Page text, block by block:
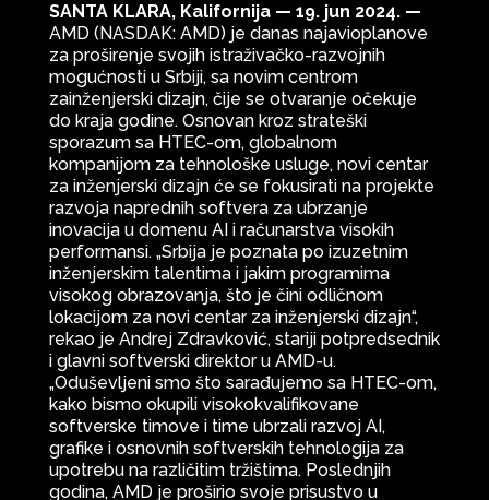
SANTA KLARA, Kalifornija — 19. jun 2024. —
AMD (NASDAK: AMD) je danas najavioplanove
za proširenje svojih istraživačko-razvojnih
mogućnosti u Srbiji, sa novim centrom
zainženjerski dizajn, čije se otvaranje očekuje
do kraja godine. Osnovan kroz strateški
sporazum sa HTEC-om, globalnom
kompanijom za tehnološke usluge, novi centar
za inženjerski dizajn će se fokusirati na projekte
razvoja naprednih softvera za ubrzanje
inovacija u domenu AI i računarstva visokih
performansi. „Srbija je poznata po izuzetnim
inženjerskim talentima i jakim programima
visokog obrazovanja, što je čini odličnom
lokacijom za novi centar za inženjerski dizajn“,
rekao je Andrej Zdravković, stariji potpredsednik
i glavni softverski direktor u AMD-u.
„Oduševljeni smo što sarađujemo sa HTEC-om,
kako bismo okupili visokokvalifikovane
softverske timove i time ubrzali razvoj AI,
grafike i osnovnih softverskih tehnologija za
upotrebu na različitim tržištima. Poslednjih
godina, AMD je proširio svoje prisustvo u